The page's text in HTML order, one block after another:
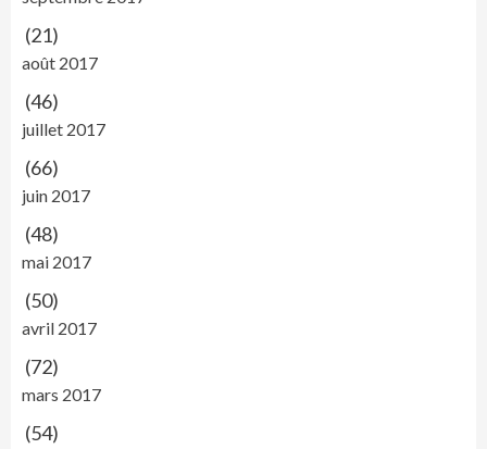
(21)
août 2017
(46)
juillet 2017
(66)
juin 2017
(48)
mai 2017
(50)
avril 2017
(72)
mars 2017
(54)